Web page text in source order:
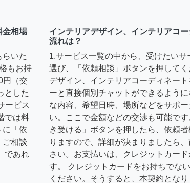
金相場
いた
もお持
円（交
とした
ービス
では料
に「依
ご相談
であれ
インテリアデザイン、インテリアコ
流れは？
1.サービス一覧の中から、受けたい
選び、「依頼相談」ボタンを押して
デザイン、インテリアコーディネー
ーと直接個別チャットができるよう
な内容、希望日時、場所などをサポ
い。ここで金額などの交渉も可能です
き受ける」ボタンを押したら、依頼
りますので、詳細が決まりましたら
さい。お支払いは、クレジットカー
す。 クレジットカードをお持ちでな
ください。そうすると、本契約とな